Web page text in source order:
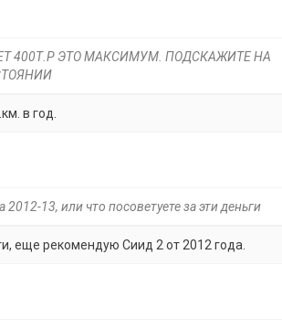
400Т.Р ЭТО МАКСИМУМ. ПОДСКАЖИТЕ НА
в год.
13, или что посоветуете за эти деньги
еще рекомендую Сиид 2 от 2012 года.